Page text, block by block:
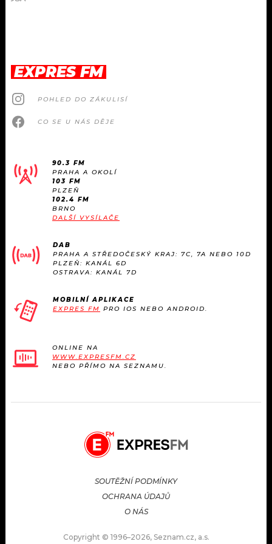
EXPRES FM
POHLED DO ZÁKULISÍ
CO SE U NÁS DĚJE
90.3 FM
PRAHA A OKOLÍ
103 FM
PLZEŇ
102.4 FM
BRNO
DALŠÍ VYSÍLAČE
DAB
PRAHA A STŘEDOČESKÝ KRAJ: 7C, 7A NEBO 10D
PLZEŇ: KANÁL 6D
OSTRAVA: KANÁL 7D
MOBILNÍ APLIKACE
EXPRES FM PRO IOS NEBO ANDROID.
ONLINE NA
WWW.EXPRESFM.CZ
NEBO PŘÍMO NA SEZNAMU.
SOUTĚŽNÍ PODMÍNKY
OCHRANA ÚDAJŮ
O NÁS
Copyright © 1996–2026, Seznam.cz, a.s.